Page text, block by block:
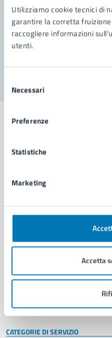
Utilizziamo cookie tecnici di
garantire la corretta
raccogliere informazioni
utenti.
delNecessari
Preferenze
Statistiche
Marketing
Accetta
Prenota
Problemi in città
Comune di Napoli
AMMINISTRAZIONE
Organi di governo
Enti e fondazioni
Personale amministrativo
Intranet, posta aziendale e
CATEGORIE DI SERVIZIO